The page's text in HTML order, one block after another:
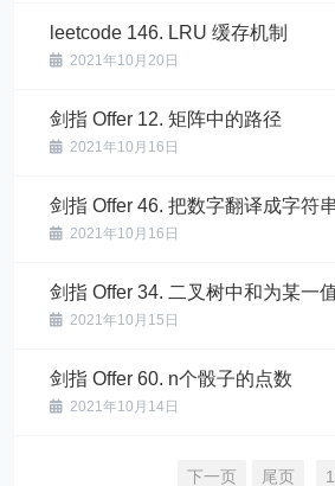
leetcode 146. LRU 缓存机制
2021年10月20日
剑指 Offer 12. 矩阵中的路径
2021年10月16日
剑指 Offer 46. 把数字翻译成字符串
2021年10月16日
剑指 Offer 34. 二叉树中和为某一
2021年10月15日
剑指 Offer 60. n个骰子的点数
2021年10月14日
下一页 尾页